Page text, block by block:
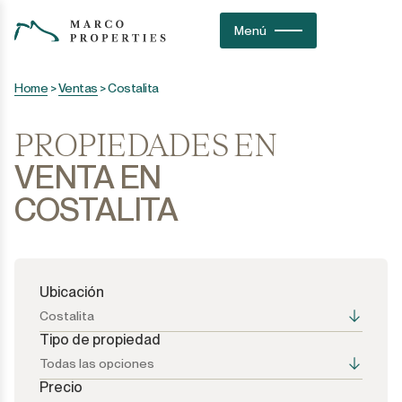
Menú
Home >Ventas >Costalita
PROPIEDADES EN
VENTA EN
COSTALITA
Ubicación
Costalita
Todas las opciones
Tipo de propiedad
Todas las opciones
Todas las opciones
Precio